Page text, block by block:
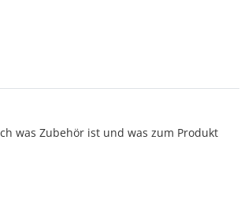
was Zubehör ist und was zum Produkt